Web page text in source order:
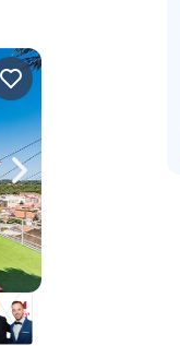
Navegar a la derecha